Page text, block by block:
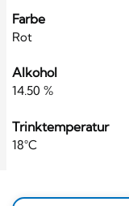
Farbe
Rot
Alkohol
14.50 %
Trinktemperatur
18°C